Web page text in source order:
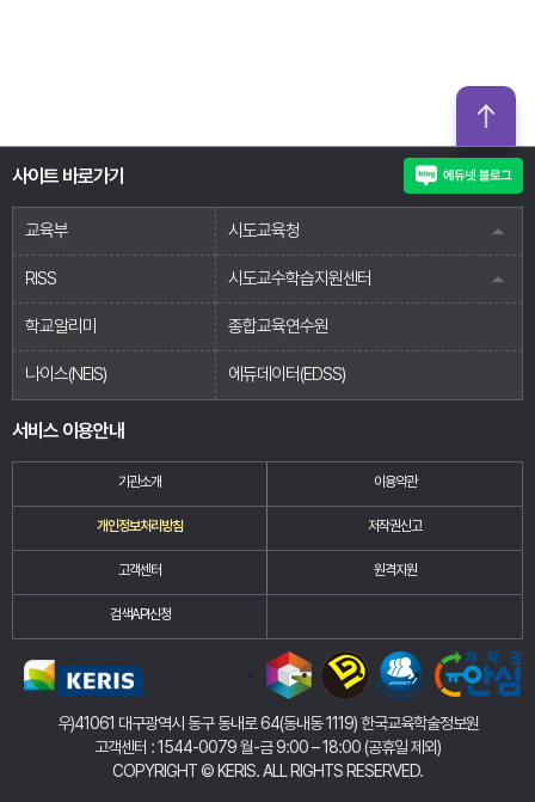
사이트 바로가기
교육부 시도교육청
RISS 시도교수학습지원센터
학교알리미 종합교육연수원
나이스(NEIS) 에듀데이터(EDSS)
서비스 이용안내
기관소개 이용약관
개인정보처리방침 저작권신고
고객센터 원격지원
검색API신청
우)41061 대구광역시 동구 동내로 64(동내동 1119) 한국교육학술정보원
고객센터 : 1544-0079 월-금 9:00 – 18:00 (공휴일 제외)
COPYRIGHT© KERIS. ALL RIGHTS RESERVED.